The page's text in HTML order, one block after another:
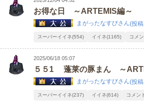
お得な日 ～ARTEMIS編～
まがったなすびさん(投
スーパーイイネ(554) イイネ(1165) コメ
2025/06/18 05:07
５５1 蓬莱の豚まん ～
まがったなすびさん(投
スーパーイイネ(237) イイネ(614) コメン